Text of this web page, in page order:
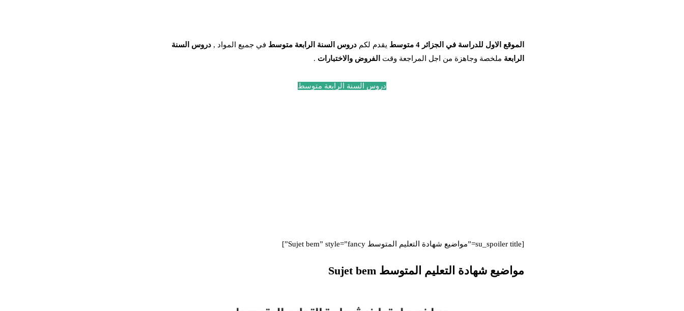
الموقع الاول للدراسة في الجزائر 4 متوسط يقدم لكم دروس السنة الرابعة متوسط في جميع المواد , دروس السنة
الرابعة ملخصة وجاهزة من اجل المراجعة وقت الفروض والاختبارات .
دروس السنة الرابعة متوسط
[su_spoiler title=”مواضيع شهادة التعليم المتوسط Sujet bem” style=”fancy”]
مواضيع شهادة التعليم المتوسط Sujet bem